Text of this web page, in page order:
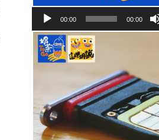
播
放
00:00 00:00